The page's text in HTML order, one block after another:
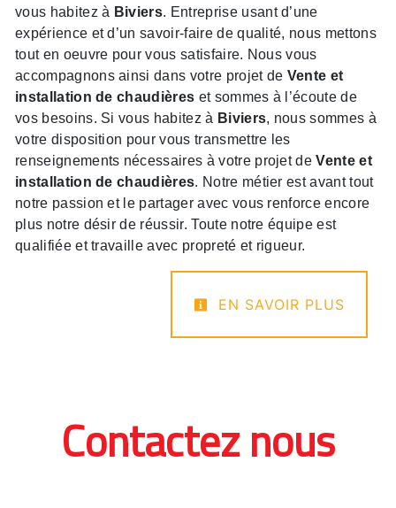
vous habitez à Biviers. Entreprise usant d’une
expérience et d’un savoir-faire de qualité, nous mettons
tout en oeuvre pour vous satisfaire. Nous vous
accompagnons ainsi dans votre projet de Vente et
installation de chaudières et sommes à l’écoute de
vos besoins. Si vous habitez à Biviers, nous sommes à
votre disposition pour vous transmettre les
renseignements nécessaires à votre projet deVente et
installation de chaudières. Notre métier est avant tout
notre passion et le partager avec vous renforce encore
plus notre désir de réussir. Toute notre équipe est
qualifiée et travaille avec propreté et rigueur.
EN SAVOIR PLUS
Contactez nous